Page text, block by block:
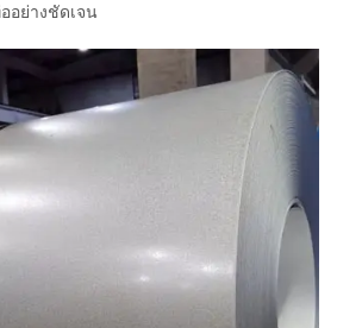
อย่างชัดเจน